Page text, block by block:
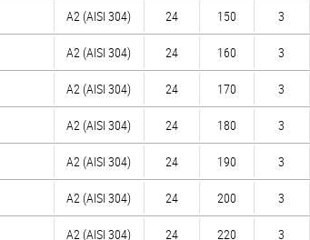
А2 (AISI 304) 24 150 3
А2 (AISI 304) 24 160 3
А2 (AISI 304) 24 170 3
А2 (AISI 304) 24 180 3
А2 (AISI 304) 24 190 3
А2 (AISI 304) 24 200 3
А2 (AISI 304) 24 220 3